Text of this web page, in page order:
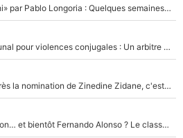
Medhi Benatia s'est «senti trahi» par Pablo Longoria : Quelques semaines après son départ, l'ancien directeur de football de l'OM règle ses comptes
Des terrains de Ligue 1 au tribunal pour violences conjugales : Un arbitre français encourt une peine de 18 mois de prison !
Equipe de France : 10 jours après la nomination de Zinedine Zidane, c'est au tour de son fils de prendre un nouveau départ !
Max Verstappen, Lewis Hamilton… et bientôt Fernando Alonso ? Le classement des pilotes les mieux payés en Formule 1 risque de changer !